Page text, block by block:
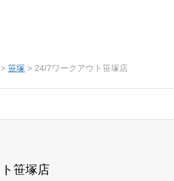
> 笹塚 > 24/7ワークアウト笹塚店
笹塚店